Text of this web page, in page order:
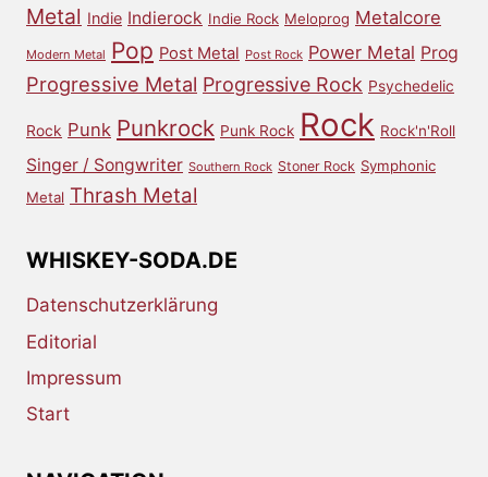
Metal Indie Indierock Indie Rock Meloprog Metalcore
Modern Metal Pop Post Metal Post Rock Power Metal Prog
Progressive Metal Progressive Rock Psychedelic
Rock Punk Punkrock Punk Rock Rock Rock'n'Roll
Singer / Songwriter Southern Rock Stoner Rock Symphonic
Metal Thrash Metal
WHISKEY-SODA.DE
Datenschutzerklärung
Editorial
Impressum
Start